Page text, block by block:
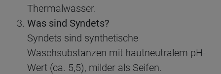
Thermalwasser.
Was sind Syndets?
Syndets sind synthetische
Waschsubstanzen mit hautneutralem pH-
Wert (ca. 5,5), milder als Seifen.